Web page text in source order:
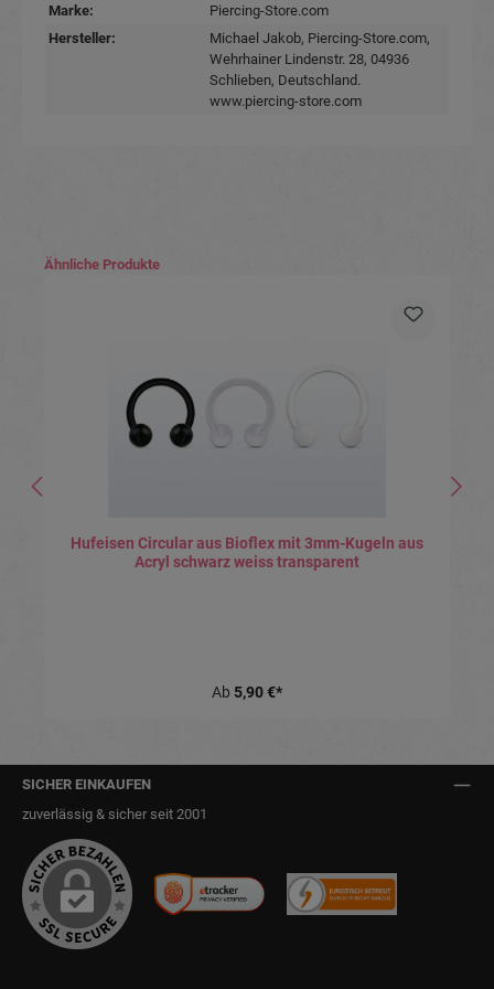
Marke:
Piercing-Store.com
Hersteller:
Michael Jakob, Piercing-Store.com,
Wehrhainer Lindenstr. 28, 04936
Schlieben, Deutschland.
www.piercing-store.com
Produktgalerie überspringen
Ähnliche Produkte
Hufeisen Circular aus Bioflex mit 3mm-Kugeln aus
Acryl schwarz weiss transparent
Ab 5,90 €*
SICHER EINKAUFEN
zuverlässig & sicher seit 2001